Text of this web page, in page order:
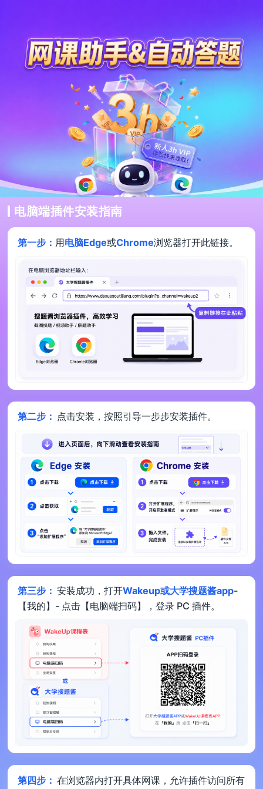
电脑端插件安装指南
第一步： 用电脑Edge或Chrome浏览器打开此链接。
第二步： 点击安装，按照引导一步步安装插件。
第三步： 安装成功，打开Wakeup或大学搜题酱app-
【我的】- 点击【电脑端扫码】，登录 PC 插件。
第四步： 在浏览器内打开具体网课，允许插件访问所有